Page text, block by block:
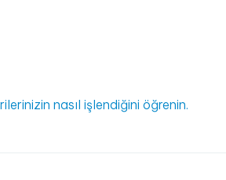
nasıl işlendiğini öğrenin.